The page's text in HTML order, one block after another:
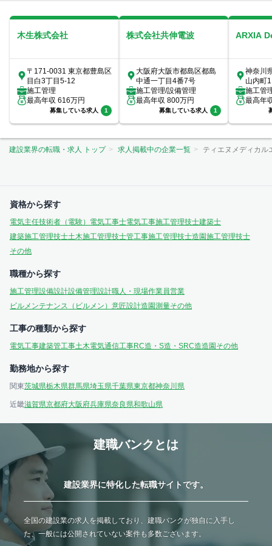
木生株式会社
〒171-0031 東京都豊島区
目白3丁目5-12
施工管理
最高年収 616万円
募集している求人 1
株式会社共伸電波
大阪府大阪市都島区都島
中通一丁目4番7号
施工管理/設備管理
最高年収 800万円
募集している求人 1
ARXIA
神奈川
山内町
室
施工管
最高年
建設業界の転職・求人 トップ 求人掲載中の企業一覧 ティエヌメディカル
資格から探す
電気主任技術者（電験） 電気工事士電気工事施工管理技士建築士
建築施工管理技士土木施工管理技士管工事施工管理技士造園施工管理技士
その他
職種から探す
施工管理設備設計設備管理設計職人・現場作業員営業
ビルメンテナンス（ビルメン） 意匠設計造園測量その他
工事の種類から探す
電気工事建築管工事土木電気通信工事RC造・S造・SRC造造園 その他
勤務地から探す
関東茨城県栃木県群馬県埼玉県千葉県東京都神奈川県
近畿滋賀県京都府大阪府兵庫県奈良県和歌山県
建職バンクとは
建設業界に特化した転職サイトです。
全国の建設業の求人を掲載しており、建職バンクが独自に入手し
た、一般には公開されていない案件も多数ございます。